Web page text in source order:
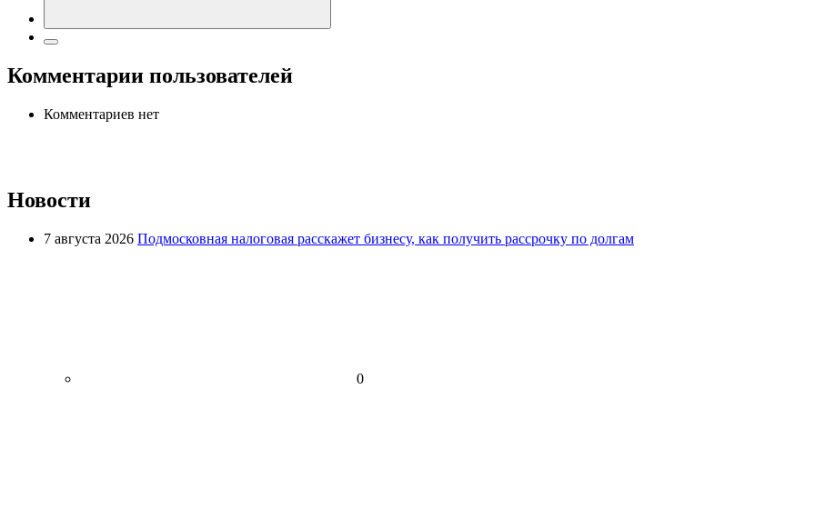
Комментарии пользователей
Комментариев нет
Новости
7 августа 2026 Подмосковная налоговая расскажет бизнесу, как получить рассрочку по долгам
0